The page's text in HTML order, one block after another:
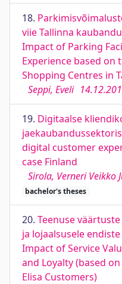
18.
viie Tallinna
Impact of Parking
Experience based on
Shopping Centres in
Seppi, Eveli
19. Digitaalse
digital customer
case Finland
Sirola, Verneri Veikko
bachelor's theses
20. Teenuse
ja lojaalsusele
Impact of Service
and Loyalty (based
Elisa Customers)